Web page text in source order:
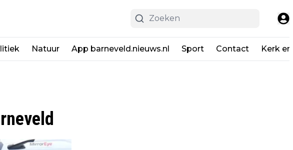
Natuur App barneveld.nieuws.nl Sport Contact Kerk